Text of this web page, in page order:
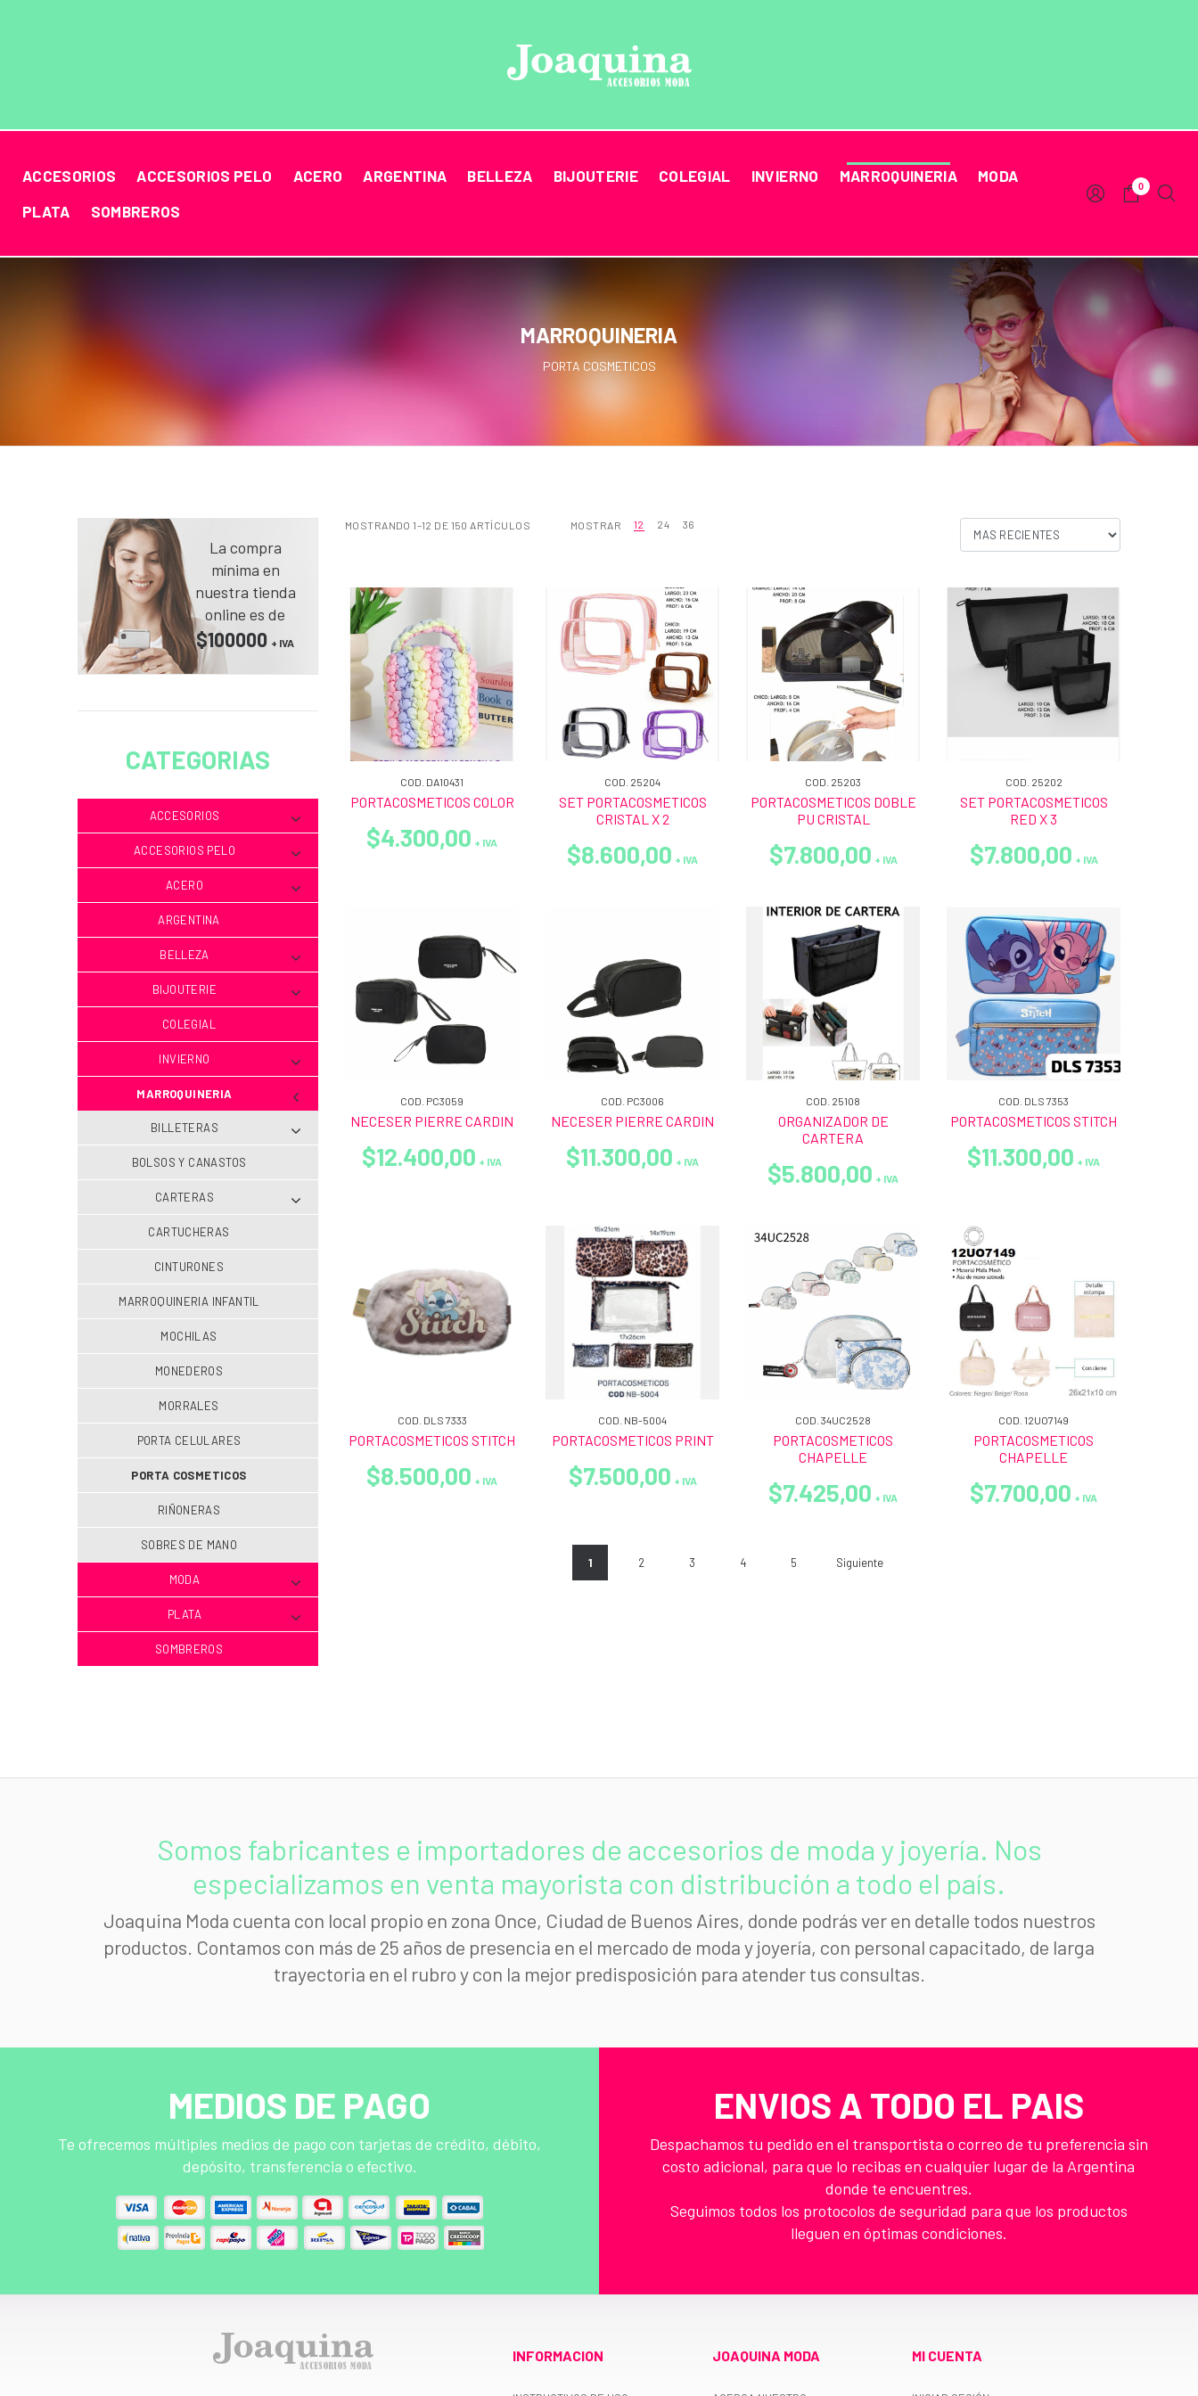
ACCESORIOS ACCESORIOS PELO ACERO ARGENTINA BELLEZA BIJOUTERIE COLEGIAL INVIERNO MARROQUINERIA
MODA
PLATA
SOMBREROS
0
MARROQUINERIA
PORTA COSMETICOS
MOSTRANDO 1–12 DE 150 ARTÍCULOS MOSTRAR 12 24 36
COD. DA10431
PORTACOSMETICOS COLOR
$4.300,00 + IVA
COD. 25204
SET PORTACOSMETICOS
CRISTAL X 2
$8.600,00 + IVA
COD. 25203
PORTACOSMETICOS DOBLE
PU CRISTAL
$7.800,00 + IVA
COD. 25202
SET PORTACOSMETICOS
RED X 3
$7.800,00 + IVA
COD. PC3059
NECESER PIERRE CARDIN
$12.400,00 + IVA
COD. PC3006
NECESER PIERRE CARDIN
$11.300,00 + IVA
COD. 25108
ORGANIZADOR DE
CARTERA
$5.800,00 + IVA
COD. DLS 7353
PORTACOSMETICOS STITCH
$11.300,00 + IVA
COD. DLS 7333
PORTACOSMETICOS STITCH
$8.500,00 + IVA
COD. NB-5004
PORTACOSMETICOS PRINT
$7.500,00 + IVA
COD. 34UC2528
PORTACOSMETICOS
CHAPELLE
$7.425,00 + IVA
COD. 12UO7149
PORTACOSMETICOS
CHAPELLE
$7.700,00 + IVA
1 2 3 4 5 Siguiente
La compra
mínima en
nuestra tienda
online es de
$100000 + IVA
CATEGORIAS
ACCESORIOS
ACCESORIOS PELO
ACERO
ARGENTINA
BELLEZA
BIJOUTERIE
COLEGIAL
INVIERNO
MARROQUINERIA
BILLETERAS
BOLSOS Y CANASTOS
CARTERAS
CARTUCHERAS
CINTURONES
MARROQUINERIA INFANTIL
MOCHILAS
MONEDEROS
MORRALES
PORTA CELULARES
PORTA COSMETICOS
RIÑONERAS
SOBRES DE MANO
MODA
PLATA
SOMBREROS
Somos fabricantes e importadores de accesorios de moda y joyería. Nos
especializamos en venta mayorista con distribución a todo el país.
Joaquina Moda cuenta con local propio en zona Once, Ciudad de Buenos Aires, donde podrás ver en detalle todos nuestros
productos. Contamos con más de 25 años de presencia en el mercado de moda y joyería, con personal capacitado, de larga
trayectoria en el rubro y con la mejor predisposición para atender tus consultas.
MEDIOS DE PAGO
Te ofrecemos múltiples medios de pago con tarjetas de crédito, débito,
depósito, transferencia o efectivo.
ENVIOS A TODO EL PAIS
Despachamos tu pedido en el transportista o correo de tu preferencia sin
costo adicional, para que lo recibas en cualquier lugar de la Argentina
donde te encuentres.
Seguimos todos los protocolos de seguridad para que los productos
lleguen en óptimas condiciones.
INFORMACION JOAQUINA MODA MI CUENTA